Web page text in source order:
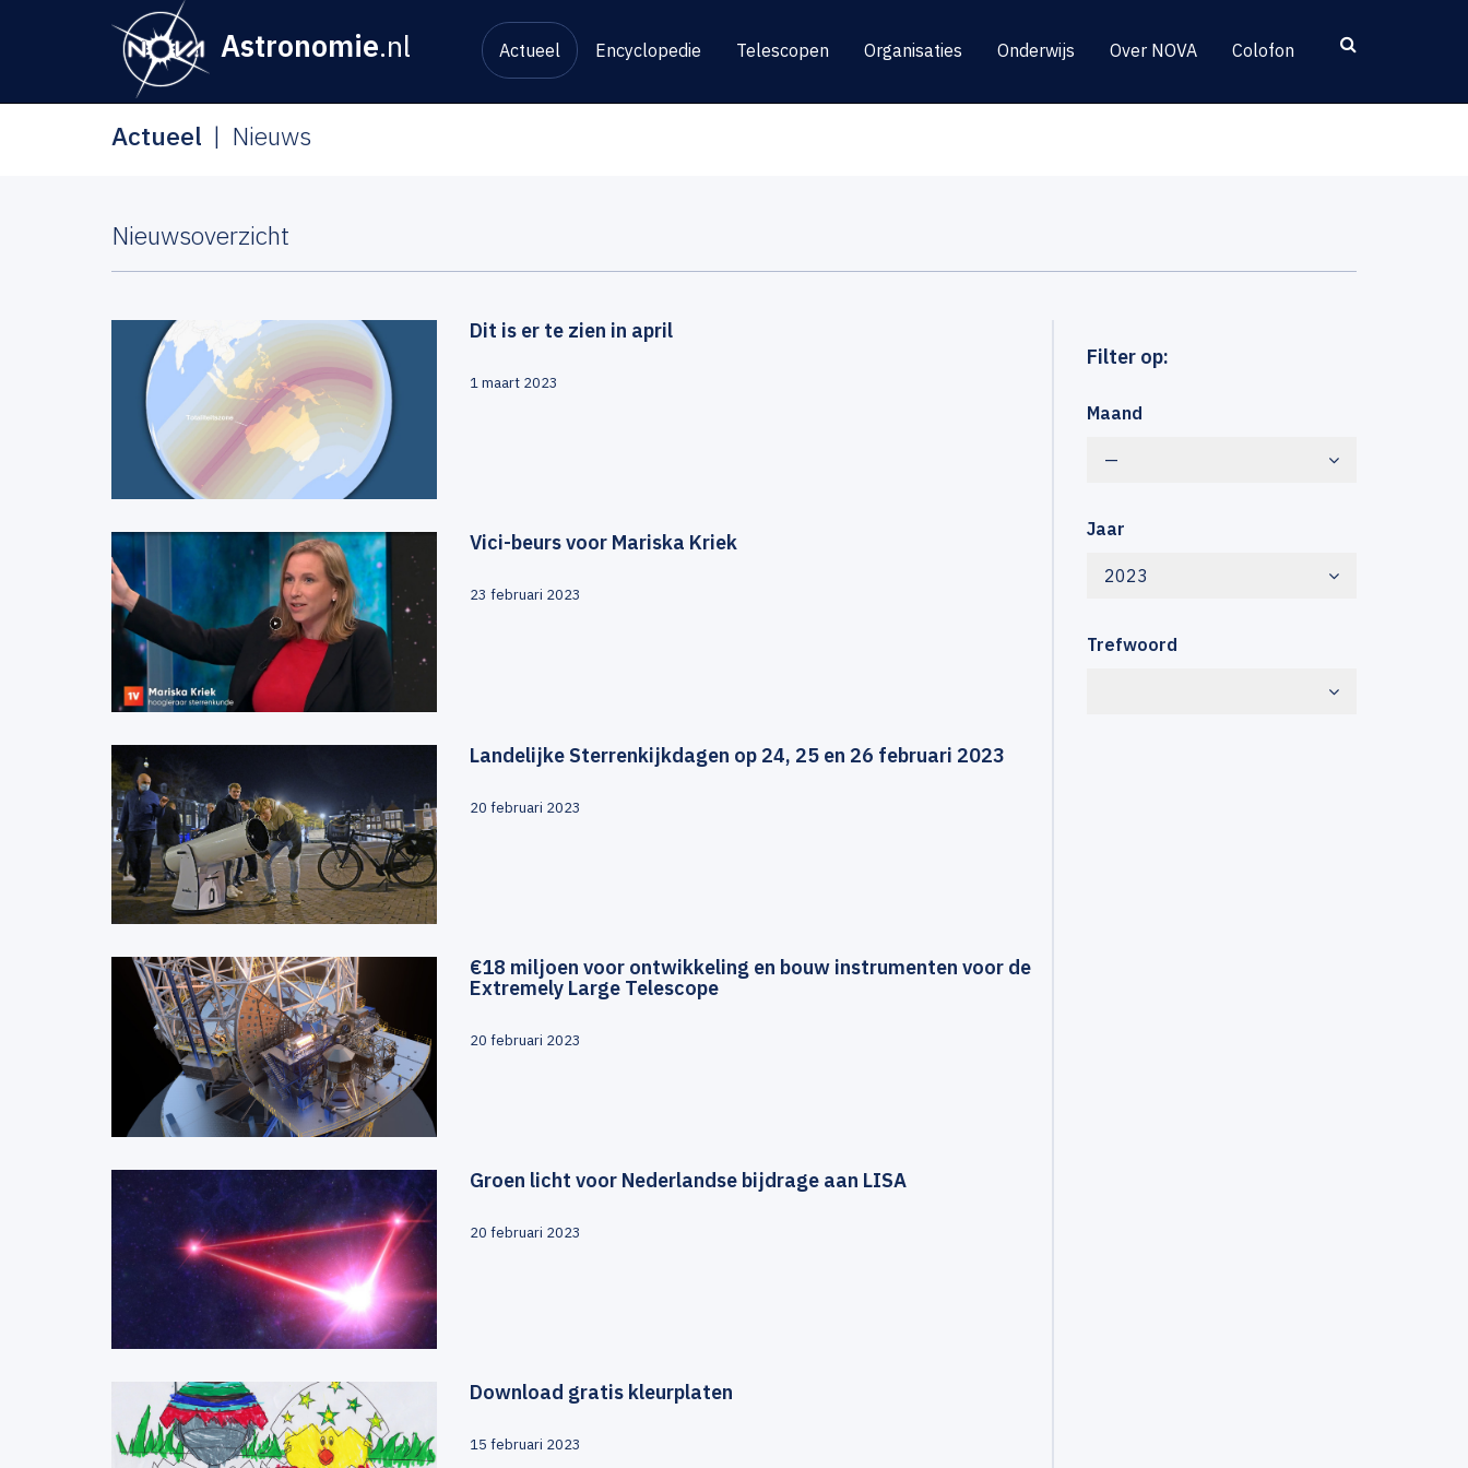
Astronomie.nl Actueel Encyclopedie Telescopen Organisaties Onderwijs Over NOVA Colofon
Actueel Nieuws
Nieuwsoverzicht
Filter op:
Maand
—
Jaar
2023
Trefwoord
Dit is er te zien in april
1 maart 2023
Vici-beurs voor Mariska Kriek
23 februari 2023
Landelijke Sterrenkijkdagen op 24, 25 en 26 februari 2023
20 februari 2023
€18 miljoen voor ontwikkeling en bouw instrumenten voor de
Extremely Large Telescope
20 februari 2023
Groen licht voor Nederlandse bijdrage aan LISA
20 februari 2023
Download gratis kleurplaten
15 februari 2023